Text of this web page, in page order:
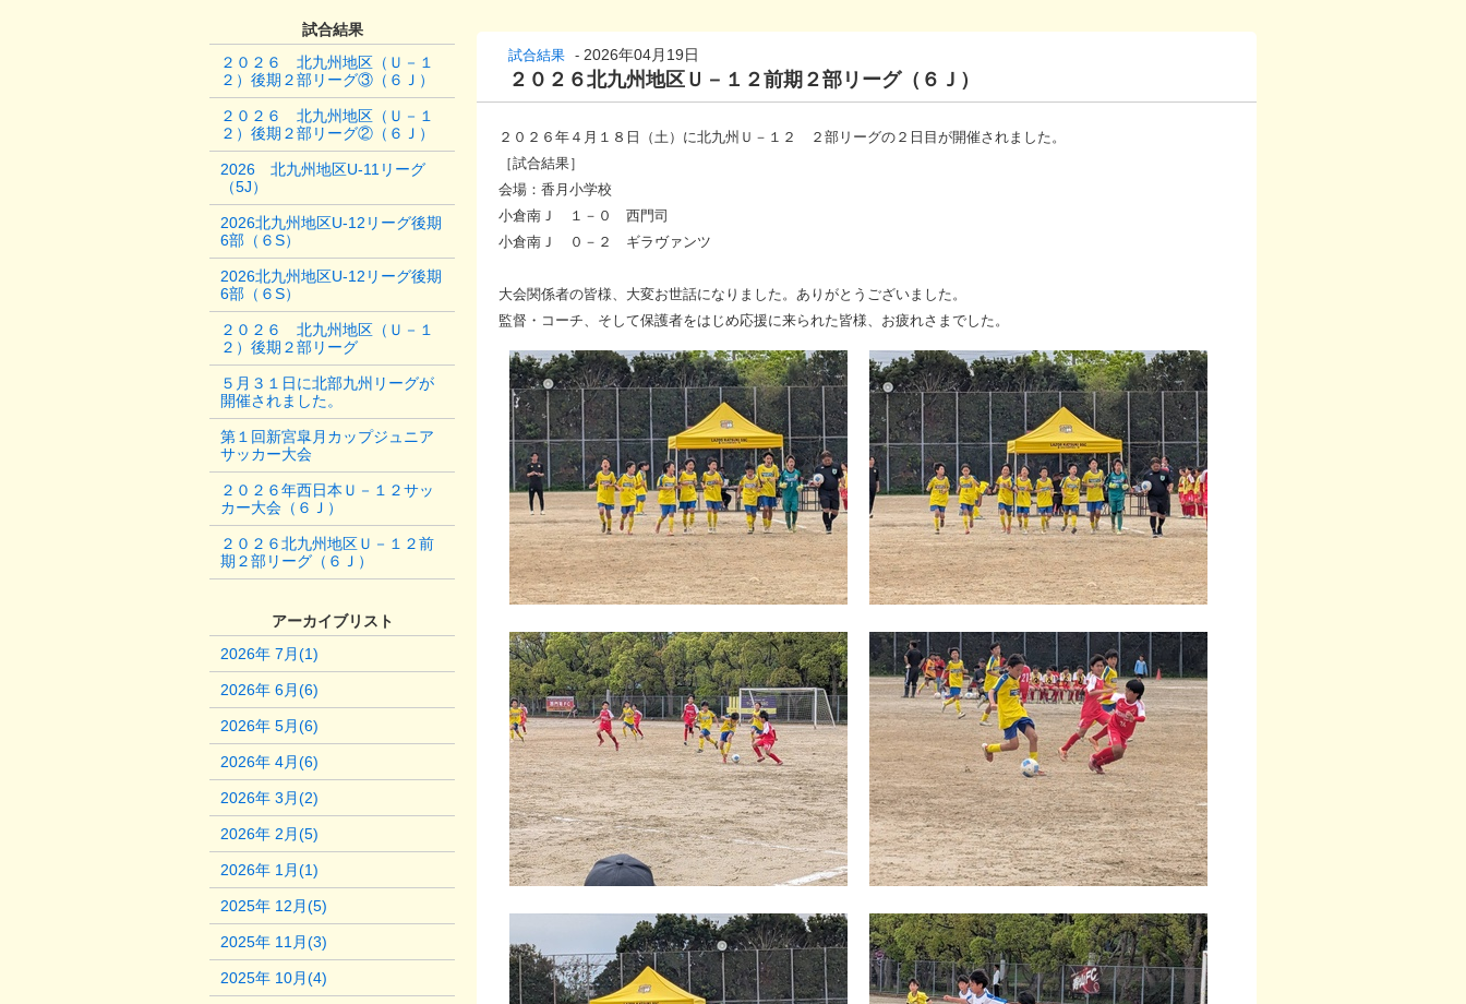
試合結果 - 2026年04月19日
２０２６北九州地区Ｕ－１２前期２部リーグ（６Ｊ）
２０２６年４月１８日（土）に北九州Ｕ－１２ ２部リーグの２日目が開催されました。
［試合結果］
会場：香月小学校
小倉南Ｊ １－０ 西門司
小倉南Ｊ ０－２ ギラヴァンツ
大会関係者の皆様、大変お世話になりました。ありがとうございました。
監督・コーチ、そして保護者をはじめ応援に来られた皆様、お疲れさまでした。
試合結果
２０２６ 北九州地区（Ｕ－１
２）後期２部リーグ③（６Ｊ）
２０２６ 北九州地区（Ｕ－１
２）後期２部リーグ②（６Ｊ）
2026 北九州地区U-11リーグ
（5J）
2026北九州地区U-12リーグ後期
6部（６S）
2026北九州地区U-12リーグ後期
6部（６S）
２０２６ 北九州地区（Ｕ－１
２）後期２部リーグ
５月３１日に北部九州リーグが
開催されました。
第１回新宮皐月カップジュニア
サッカー大会
２０２６年西日本Ｕ－１２サッ
カー大会（６Ｊ）
２０２６北九州地区Ｕ－１２前
期２部リーグ（６Ｊ）
アーカイブリスト
2026年 7月(1)
2026年 6月(6)
2026年 5月(6)
2026年 4月(6)
2026年 3月(2)
2026年 2月(5)
2026年 1月(1)
2025年 12月(5)
2025年 11月(3)
2025年 10月(4)